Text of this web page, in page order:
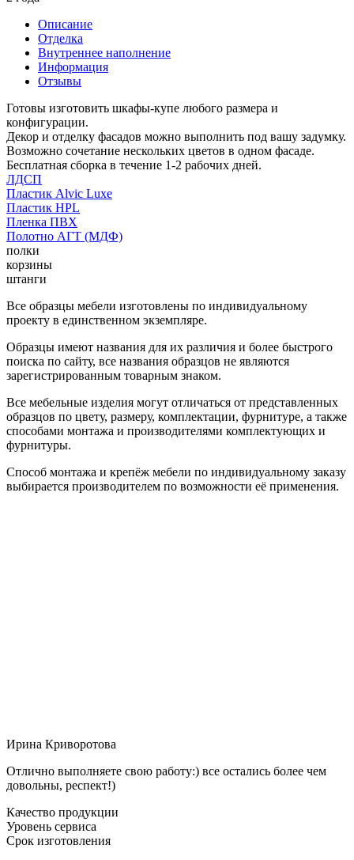
Описание
Отделка
Внутреннее наполнение
Информация
Отзывы
Готовы изготовить шкафы-купе любого размера и
конфигурации.
Декор и отделку фасадов можно выполнить под вашу задумку.
Возможно сочетание нескольких цветов в одном фасаде.
Бесплатная сборка в течение 1-2 рабочих дней.
ЛДСП
Пластик Alvic Luxe
Пластик HPL
Пленка ПВХ
Полотно АГТ (МДФ)
полки
корзины
штанги
Все образцы мебели изготовлены по индивидуальному
проекту в единственном экземпляре.
Образцы имеют названия для их различия и более быстрого
поиска по сайту, все названия образцов не являются
зарегистрированным товарным знаком.
Все мебельные изделия могут отличаться от представленных
образцов по цвету, размеру, комплектации, фурнитуре, а также
способами монтажа и производителями комплектующих и
фурнитуры.
Способ монтажа и крепёж мебели по индивидуальному заказу
выбирается производителем по возможности её применения.
Ирина Криворотова
Отлично выполняете свою работу:) все остались более чем
довольны, респект!)
Качество продукции
Уровень сервиса
Срок изготовления